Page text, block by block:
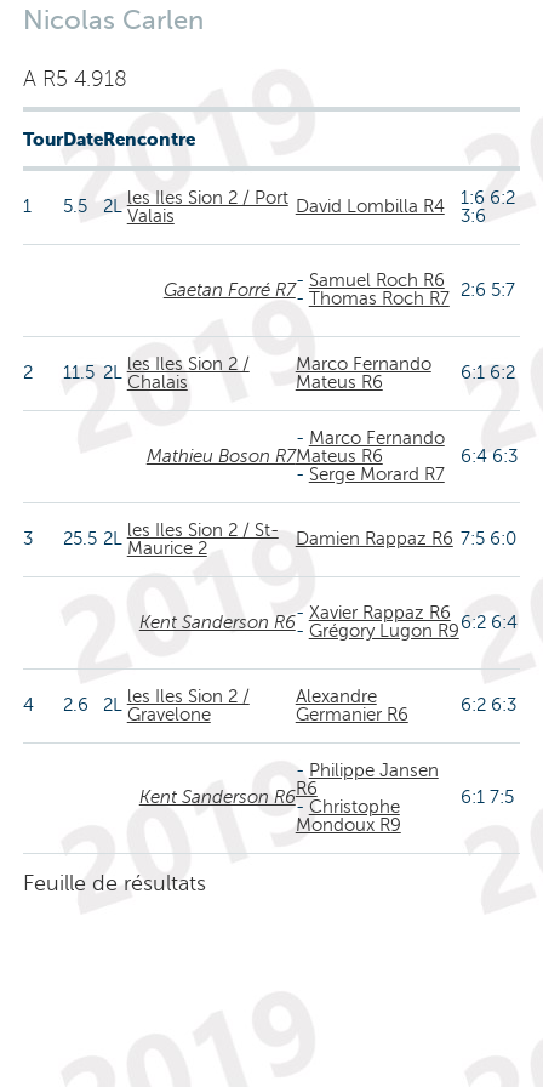
Nicolas Carlen
A R5 4.918
TourDateRencontre
1 5.5 2Lles Iles Sion 2 / Port
Valais
David Lombilla R4
1:6 6:2
3:6
Gaetan Forré R7- Samuel Roch R6
- Thomas Roch R7 2:6 5:7
2 11.5 2Lles Iles Sion 2 /
Chalais
Marco Fernando
Mateus R6
6:1 6:2
Mathieu Boson R7
- Marco Fernando
Mateus R6
- Serge Morard R7
6:4 6:3
3 25.5 2Lles Iles Sion 2 / St-
Maurice 2
Damien Rappaz R6 7:5 6:0
Kent Sanderson R6- Xavier Rappaz R6
- Grégory Lugon R96:2 6:4
4 2.6 2Lles Iles Sion 2 /
Gravelone
Alexandre
Germanier R6
6:2 6:3
Kent Sanderson R6
- Philippe Jansen
R6
- Christophe
Mondoux R9
6:1 7:5
Feuille de résultats